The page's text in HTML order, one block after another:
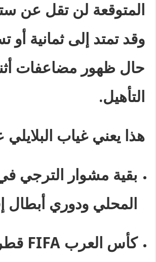
المتوقعة لن تقل عن
وقد تمتد إلى ثمانية
حال ظهور مضاعفات
التأهيل.
هذا يعني غياب
بقية مشوار الترجي
المحلي ودوري أبطال
كأس العرب